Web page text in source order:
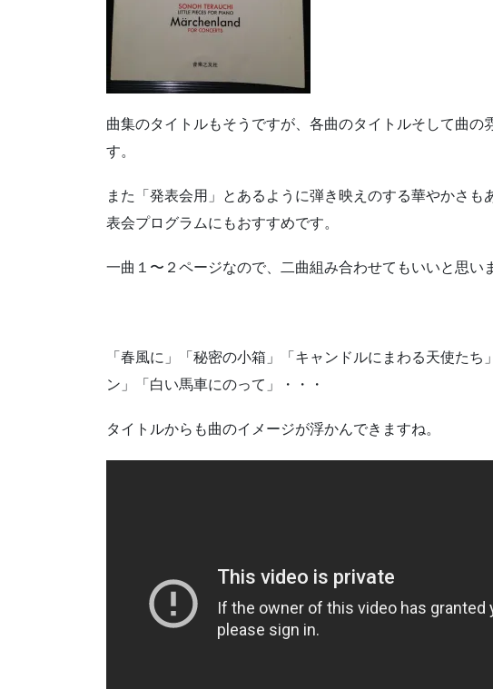
曲集のタイトルもそうですが、各曲のタイトルそして曲の
す。
また「発表会用」とあるように弾き映えのする華やかさ
表会プログラムにもおすすめです。
一曲１〜２ページなので、二曲組み合わせてもいいと思い
「春風に」「秘密の小箱」「キャンドルにまわる天使た
ン」「白い馬車にのって」・・・
タイトルからも曲のイメージが浮かんできますね。